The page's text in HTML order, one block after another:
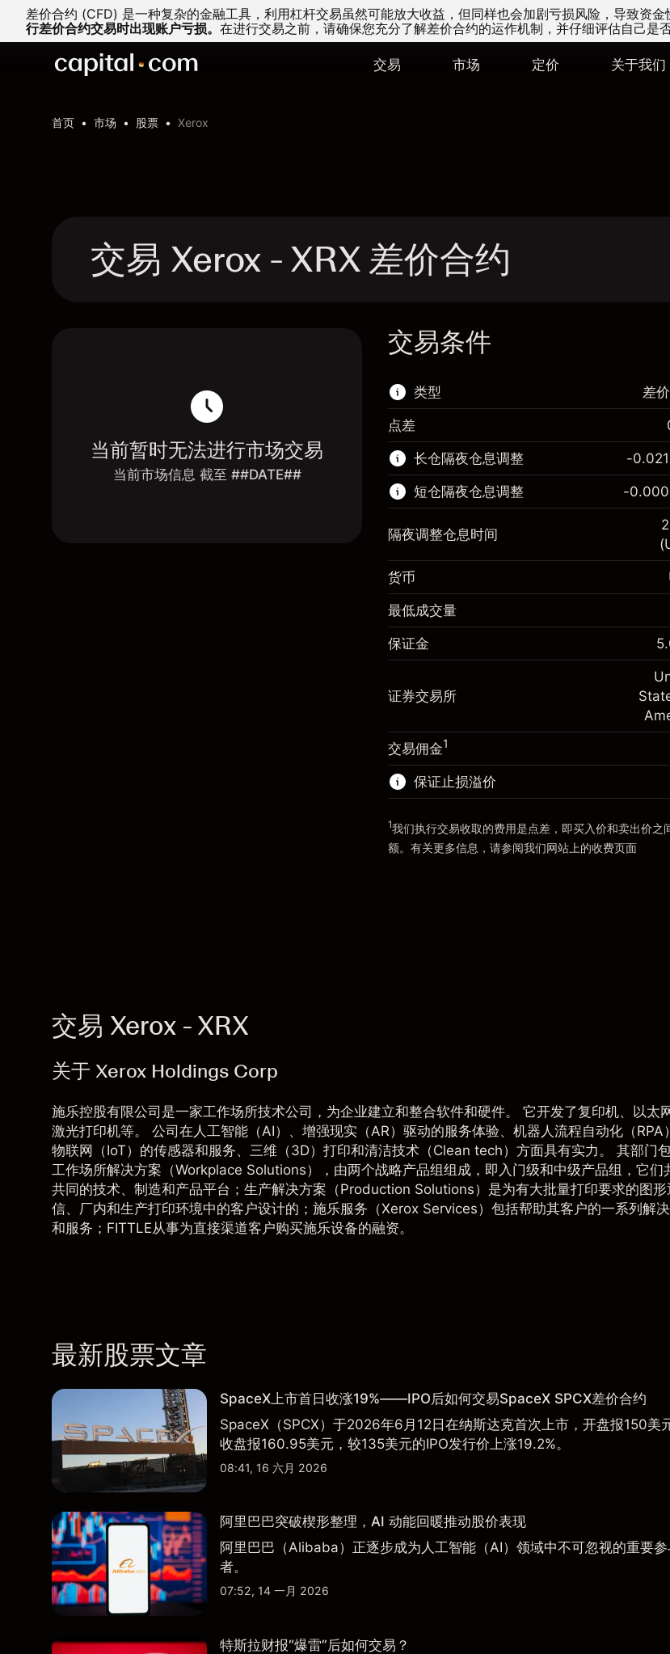
差价合约 (CFD) 是一种复杂的金融工具，利用杠杆交易虽然可能放大收益，但同样也会加剧亏损风险，导致资金
行差价合约交易时出现账户亏损。 在进行交易之前，请确保您充分了解差价合约的运作机制，并仔细评估自己是
交易 市场 定价 关于我们
首页 市场 股票 Xerox
交易 Xerox - XRX 差价合约
当前暂时无法进行市场交易
当前市场信息 截至 ##DATE##
交易条件
类型
该金融市场可进行差价合约交易。
了解更多:
差价合约
差
点差
长仓隔夜仓息调整
隔夜仓息
来自头寸全值的费用
来自杠杆的资金 - 美元（大约值）
前往平台
-
短仓隔夜仓息调整
保证金。您的投资
来自头寸全值的费用
-
使用杠杆的交易规模（大约值）
前往平台
-
隔夜调整仓息时间
货币
最低成交量
保证金
证券交易所
交易佣金1
保证止损溢价
“服务费用”
1我们执行交易收取的费用是点差，即买入价和卖出价之
额。有关更多信息，请参阅我们网站上的收费页面
交易 Xerox - XRX
关于 Xerox Holdings Corp
施乐控股有限公司是一家工作场所技术公司，为企业建立和整合软件和硬件。 它开发了复印机、以太网
激光打印机等。 公司在人工智能（AI）、增强现实（AR）驱动的服务体验、机器人流程自动化（RPA
物联网（IoT）的传感器和服务、三维（3D）打印和清洁技术（Clean tech）方面具有实力。 其部门
工作场所解决方案（Workplace Solutions），由两个战略产品组组成，即入门级和中级产品组，它们
共同的技术、制造和产品平台；生产解决方案（Production Solutions）是为有大批量打印要求的图形
信、厂内和生产打印环境中的客户设计的；施乐服务（Xerox Services）包括帮助其客户的一系列解
和服务；FITTLE从事为直接渠道客户购买施乐设备的融资。
最新股票文章
SpaceX上市首日收涨19%——IPO后如何交易SpaceX SPCX差价合约
SpaceX（SPCX）于2026年6月12日在纳斯达克首次上市，开盘报150美
收盘报160.95美元，较135美元的IPO发行价上涨19.2%。
08:41, 16 六月 2026
阿里巴巴突破楔形整理，AI 动能回暖推动股价表现
阿里巴巴（Alibaba）正逐步成为人工智能（AI）领域中不可忽视的重要
者。
07:52, 14 一月 2026
特斯拉财报“爆雷”后如何交易？